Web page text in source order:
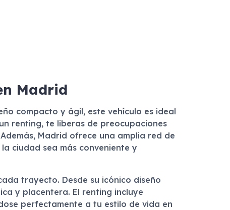
Madrid
compacto y ágil, este vehículo es ideal
renting, te liberas de preocupaciones
Madrid ofrece una amplia red de
ciudad sea más conveniente y
trayecto. Desde su icónico diseño
y placentera. El renting incluye
perfectamente a tu estilo de vida en